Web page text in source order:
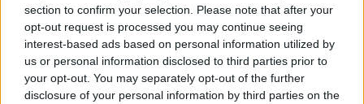
section to confirm your selection. Please note that after your
opt-out request is processed you may continue seeing
interest-based ads based on personal information utilized by
us or personal information disclosed to third parties prior to
your opt-out. You may separately opt-out of the further
disclosure of your personal information by third parties on the
indexek, aztán a nyitást követően a vezető
amerikai indexek is süllyedtek. Ebben szerepe
lehetett a vártnál erősebb amerikai ISM
szolgáltatói BMI-nek is, ami lassabb Fed
kamatcsökkentést vetít előre, és annak is, hogy az